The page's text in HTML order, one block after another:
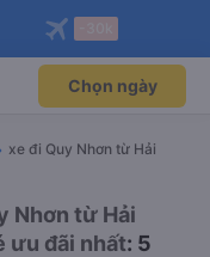
Mở app
qua
Mở app
Chọn ngày
xe đi Quy Nhơn từ Hải
Nhơn từ Hải
ưu đãi nhất: 5